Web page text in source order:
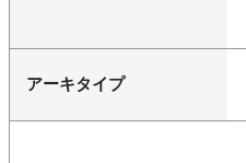
アーキタイプ